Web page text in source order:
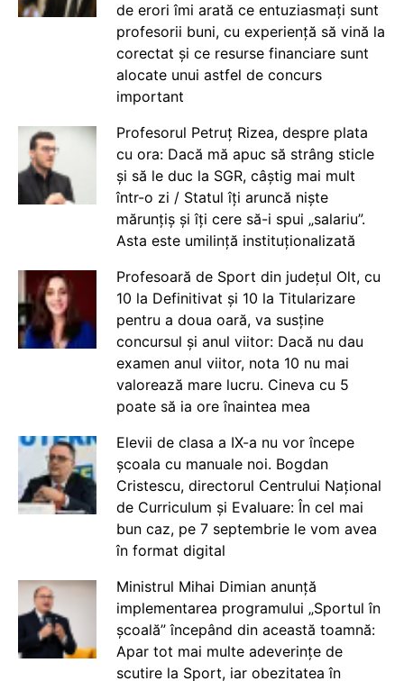
de erori îmi arată ce entuziasmați sunt
profesorii buni, cu experiență să vină la
corectat și ce resurse financiare sunt
alocate unui astfel de concurs
important
Profesorul Petruț Rizea, despre plata
cu ora: Dacă mă apuc să strâng sticle
și să le duc la SGR, câștig mai mult
într-o zi / Statul îți aruncă niște
mărunțiș și îți cere să-i spui „salariu”.
Asta este umilință instituționalizată
Profesoară de Sport din județul Olt, cu
10 la Definitivat și 10 la Titularizare
pentru a doua oară, va susține
concursul și anul viitor: Dacă nu dau
examen anul viitor, nota 10 nu mai
valorează mare lucru. Cineva cu 5
poate să ia ore înaintea mea
Elevii de clasa a IX-a nu vor începe
școala cu manuale noi. Bogdan
Cristescu, directorul Centrului Național
de Curriculum și Evaluare: În cel mai
bun caz, pe 7 septembrie le vom avea
în format digital
Ministrul Mihai Dimian anunță
implementarea programului „Sportul în
școală” începând din această toamnă:
Apar tot mai multe adeverințe de
scutire la Sport, iar obezitatea în